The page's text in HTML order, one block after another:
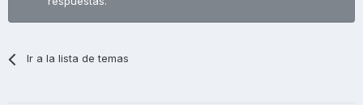
Ir a la lista de temas